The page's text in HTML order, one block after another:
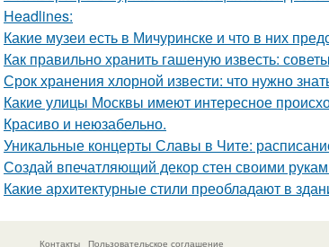
Headlines:
Какие музеи есть в Мичуринске и что в них
Как правильно хранить гашеную известь:
Срок хранения хлорной извести: что нужно
Какие улицы Москвы имеют интересное
Красиво и неюзабельно.
Уникальные концерты Славы в Чите:
Создай впечатляющий декор стен своими
Какие архитектурные стили преобладают в
Контакты Пользовательское соглашение